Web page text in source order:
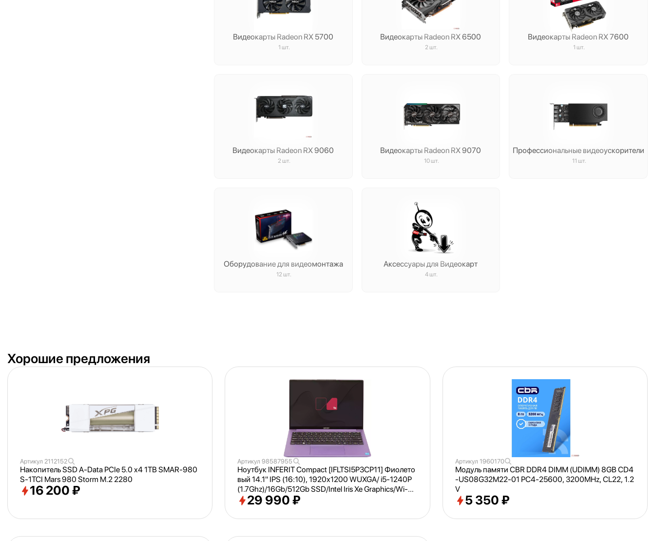
Видеокарты Radeon RX 5700
1 шт.
Видеокарты Radeon RX 6500
2 шт.
Видеокарты Radeon RX 7600
1 шт.
Видеокарты Radeon RX 9060
2 шт.
Видеокарты Radeon RX 9070
10 шт.
Профессиональные видеоускорители
11 шт.
Оборудование для видеомонтажа
12 шт.
Аксессуары для Видеокарт
4 шт.
Хорошие предложения
Артикул 2112152
Накопитель SSD A-Data PCIe 5.0 x4 1TB SMAR-980
S-1TCI Mars 980 Storm M.2 2280
16 200 ₽
Артикул98587955
Ноутбук INFERIT Compact [IFLTSI5P3CP11] Фиолето
вый 14.1" IPS (16:10), 1920х1200 WUXGA/ i5-1240P
(1.7Ghz)/16Gb/512Gb SSD/Intel Iris Xe Graphics/Wi-Fi/
Bluetooth/Win 11Pro Trial
29 990 ₽
Артикул 1960170
Модуль памяти CBR DDR4 DIMM (UDIMM) 8GB CD4
-US08G32M22-01 PC4-25600, 3200MHz, CL22, 1.2
V
5 350 ₽